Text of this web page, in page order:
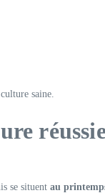
saine.
se situent au